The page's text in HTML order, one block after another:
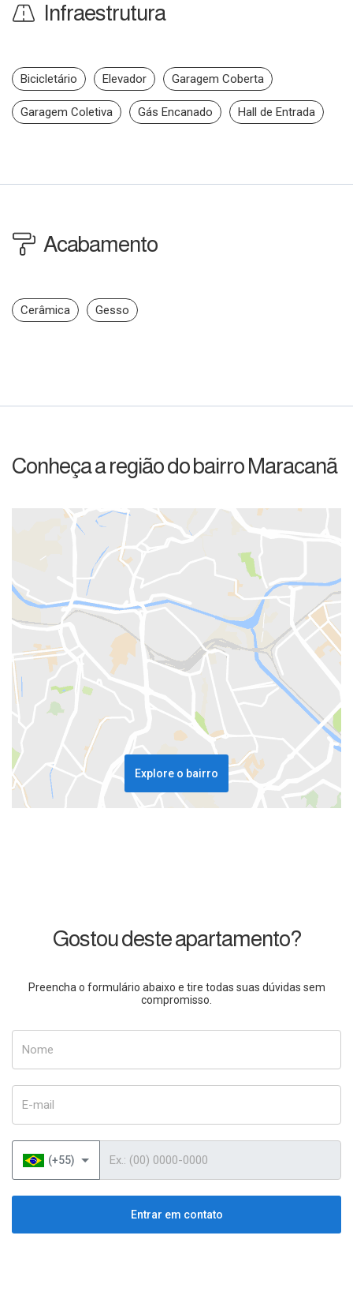
Infraestrutura
Bicicletário Elevador Garagem Coberta
Garagem Coletiva Gás Encanado Hall de Entrada
Acabamento
Cerâmica Gesso
Conheça a região do bairro Maracanã
Explore o bairro
Gostou deste apartamento?
Preencha o formulário abaixo e tire todas suas dúvidas sem
compromisso.
(+55)
Entrar em contato